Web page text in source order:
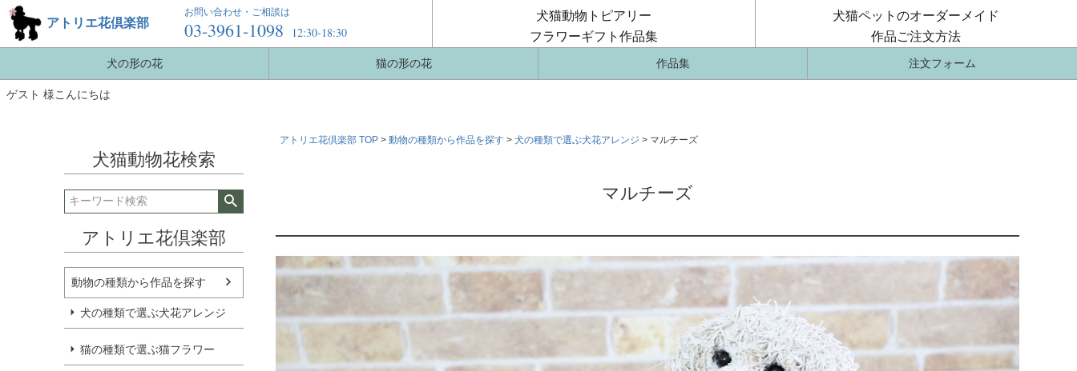
犬の形の花 猫の形の花 作品集 注文フォーム
アトリエ花倶楽部
お問い合わせ・ご相談は
03-3961-1098 12:30-18:30
犬猫ペットのオーダーメイド
作品ご注文方法
犬猫動物トピアリー
フラワーギフト作品集
ゲスト 様こんにちは
犬猫動物花検索
アトリエ花倶楽部
動物の種類から作品を探す
犬の種類で選ぶ犬花アレンジ
猫の種類で選ぶ猫フラワー
アトリエ花倶楽部 TOP 動物の種類から作品を探す 犬の種類で選ぶ犬花アレンジ マルチーズ
マルチーズ